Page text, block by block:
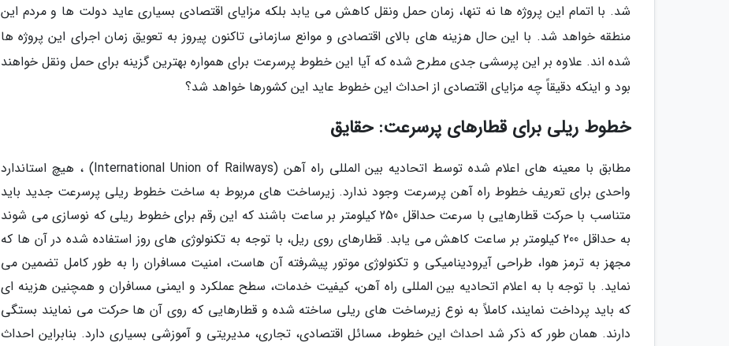
شد. با اتمام این پروژه ها نه تنها، زمان حمل ونقل کاهش می یابد بلکه مزایای اقتصادی بسیاری عاید دولت ها و مردم این
منطقه خواهد شد. با این حال هزینه های بالای اقتصادی و موانع سازمانی تاکنون پیروز به تعویق زمان اجرای این پروژه ها
شده اند. علاوه بر این پرسشی جدی مطرح شده که آیا این خطوط پرسرعت برای همواره بهترین گزینه برای حمل ونقل خواهند
بود و اینکه دقیقاً چه مزایای اقتصادی از احداث این خطوط عاید این کشورها خواهد شد؟
خطوط ریلی برای قطارهای پرسرعت: حقایق
مطابق با معینه های اعلام شده توسط اتحادیه بین المللی راه آهن (International Union of Railways) ، هیچ استاندارد
واحدی برای تعریف خطوط راه آهن پرسرعت وجود ندارد. زیرساخت های مربوط به ساخت خطوط ریلی پرسرعت جدید باید
متناسب با حرکت قطارهایی با سرعت حداقل 250 کیلومتر بر ساعت باشند که این رقم برای خطوط ریلی که نوسازی می شوند
به حداقل 200 کیلومتر بر ساعت کاهش می یابد. قطارهای روی ریل، با توجه به تکنولوژی های روز استفاده شده در آن ها که
مجهز به ترمز هوا، طراحی آیرودینامیکی و تکنولوژی موتور پیشرفته آن هاست، امنیت مسافران را به طور کامل تضمین می
نماید. با توجه با به اعلام اتحادیه بین المللی راه آهن، کیفیت خدمات، سطح عملکرد و ایمنی مسافران و همچنین هزینه ای
که باید پرداخت نمایند، کاملاً به نوع زیرساخت های ریلی ساخته شده و قطارهایی که روی آن ها حرکت می نمایند بستگی
دارند. همان طور که ذکر شد احداث این خطوط، مسائل اقتصادی، تجاری، مدیریتی و آموزشی بسیاری دارد. بنابراین احداث